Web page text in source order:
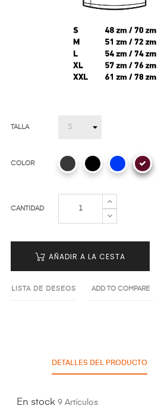
TALLA
COLOR
CANTIDAD
AÑADIR A LA CESTA
LISTA DE DESEOS ADD TO COMPARE
DETALLES DEL PRODUCTO
En stock 9 Artículos